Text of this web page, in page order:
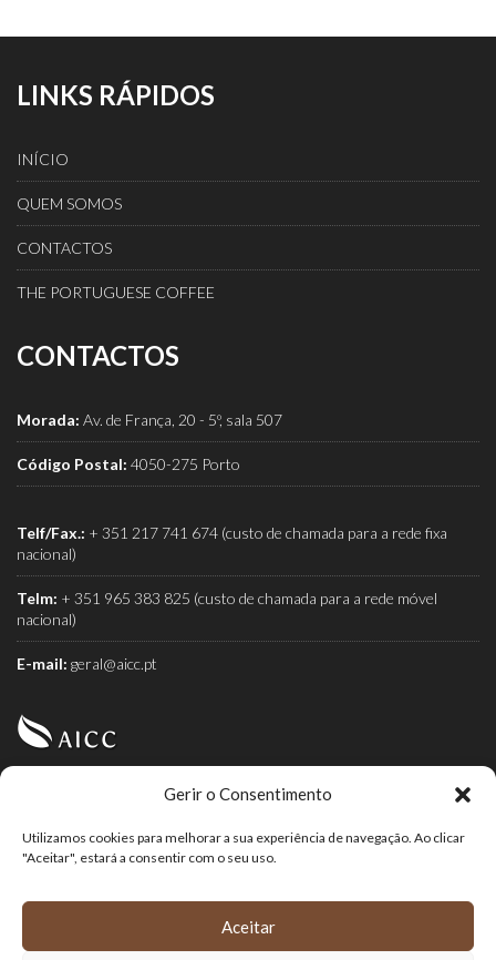
Gerir o Consentimento
Utilizamos cookies para melhorar a sua experiência de navegação. Ao clicar
"Aceitar", estará a consentir com o seu uso.
Aceitar
LINKS RÁPIDOS
INÍCIO
QUEM SOMOS
CONTACTOS
THE PORTUGUESE COFFEE
CONTACTOS
Morada: Av. de França, 20 - 5º, sala 507
Código Postal: 4050-275 Porto
Telf/Fax.: + 351 217 741 674 (custo de chamada para a rede fixa
nacional)
Telm: + 351 965 383 825 (custo de chamada para a rede móvel
nacional)
E-mail: geral@aicc.pt
AICC (Associação Industrial e Comercial do Café) é a
associação dos torrefactores de café.